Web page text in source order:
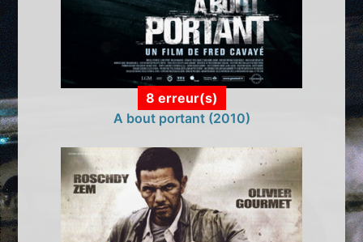
8 erreur(s)
A bout portant (2010)